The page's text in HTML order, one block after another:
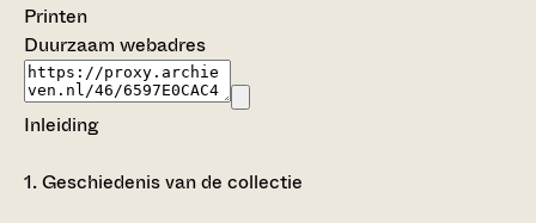
Printen
Duurzaam webadres
Inleiding
1.Geschiedenis van de collectie